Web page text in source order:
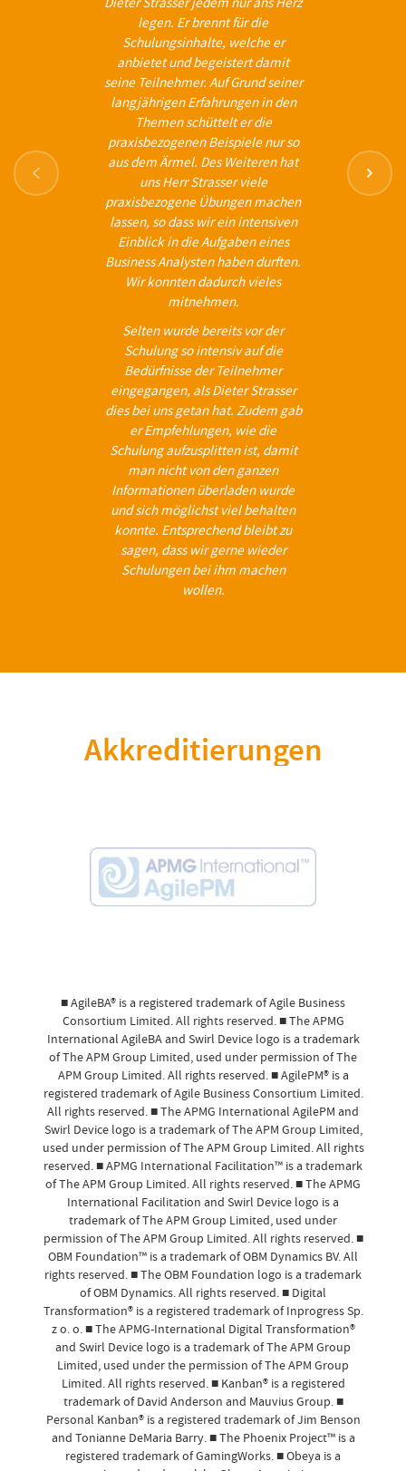
legen. Er brennt für die
Schulungsinhalte, welche er
anbietet und begeistert damit
seine Teilnehmer. Auf Grund seiner
langjährigen Erfahrungen in den
Themen schüttelt er die
praxisbezogenen Beispiele nur so
aus dem Ärmel. Des Weiteren hat
uns Herr Strasser viele
praxisbezogene Übungen machen
lassen, so dass wir ein intensiven
Einblick in die Aufgaben eines
Business Analysten haben durften.
Wir konnten dadurch vieles
mitnehmen.
Selten wurde bereits vor der
Schulung so intensiv auf die
Bedürfnisse der Teilnehmer
eingegangen, als Dieter Strasser
dies bei uns getan hat. Zudem gab
er Empfehlungen, wie die
Schulung aufzusplitten ist, damit
man nicht von den ganzen
Informationen überladen wurde
und sich möglichst viel behalten
konnte. Entsprechend bleibt zu
sagen, dass wir gerne wieder
Schulungen bei ihm machen
wollen.
Akkreditierungen
■ AgileBA® is a registered trademark of Agile Business
Consortium Limited. All rights reserved. ■ The APMG
International AgileBA and Swirl Device logo is a trademark
of The APM Group Limited, used under permission of The
APM Group Limited. All rights reserved. ■ AgilePM® is a
registered trademark of Agile Business Consortium Limited.
All rights reserved. ■ The APMG International AgilePM and
Swirl Device logo is a trademark of The APM Group Limited,
used under permission of The APM Group Limited. All rights
reserved. ■ APMG International Facilitation™ is a trademark
of The APM Group Limited. All rights reserved. ■ The APMG
International Facilitation and Swirl Device logo is a
trademark of The APM Group Limited, used under
permission of The APM Group Limited. All rights reserved. ■
OBM Foundation™ is a trademark of OBM Dynamics BV. All
rights reserved. ■ The OBM Foundation logo is a trademark
of OBM Dynamics. All rights reserved. ■ Digital
Transformation® is a registered trademark of Inprogress Sp.
z o. o. ■ The APMG-International Digital Transformation®
and Swirl Device logo is a trademark of The APM Group
Limited, used under the permission of The APM Group
Limited. All rights reserved. ■ Kanban® is a registered
trademark of David Anderson and Mauvius Group. ■
Personal Kanban® is a registered trademark of Jim Benson
and Tonianne DeMaria Barry. ■ The Phoenix Project™ is a
registered trademark of GamingWorks. ■ Obeya is a